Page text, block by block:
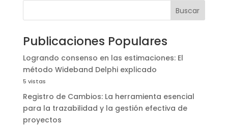
Buscar
Publicaciones Populares
Logrando consenso en las estimaciones: El
método Wideband Delphi explicado
5 vistas
Registro de Cambios: La herramienta esencial
para la trazabilidad y la gestión efectiva de
proyectos